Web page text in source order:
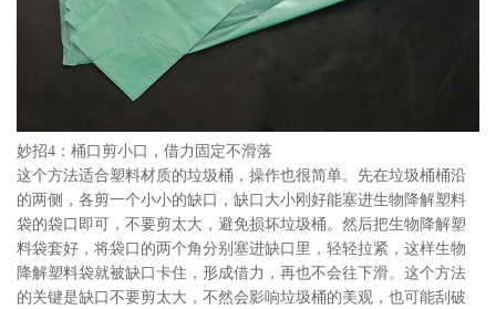
妙招4：桶口剪小口，借力固定不滑落
这个方法适合塑料材质的垃圾桶，操作也很简单。先在垃圾桶桶沿
的两侧，各剪一个小小的缺口，缺口大小刚好能塞进生物降解塑料
袋的袋口即可，不要剪太大，避免损坏垃圾桶。然后把生物降解塑
料袋套好，将袋口的两个角分别塞进缺口里，轻轻拉紧，这样生物
降解塑料袋就被缺口卡住，形成借力，再也不会往下滑。这个方法
的关键是缺口不要剪太大，不然会影响垃圾桶的美观，也可能刮破